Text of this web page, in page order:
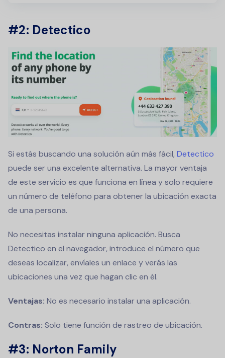
#2: Detectico
Si estás buscando una solución aún más fácil, Detectico
puede ser una excelente alternativa. La mayor ventaja
de este servicio es que funciona en línea y solo requiere
un número de teléfono para obtener la ubicación exacta
de una persona.
No necesitas instalar ninguna aplicación. Busca
Detectico en el navegador, introduce el número que
deseas localizar, envíales un enlace y verás las
ubicaciones una vez que hagan clic en él.
Ventajas: No es necesario instalar una aplicación.
Contras: Solo tiene función de rastreo de ubicación.
#3: Norton Family